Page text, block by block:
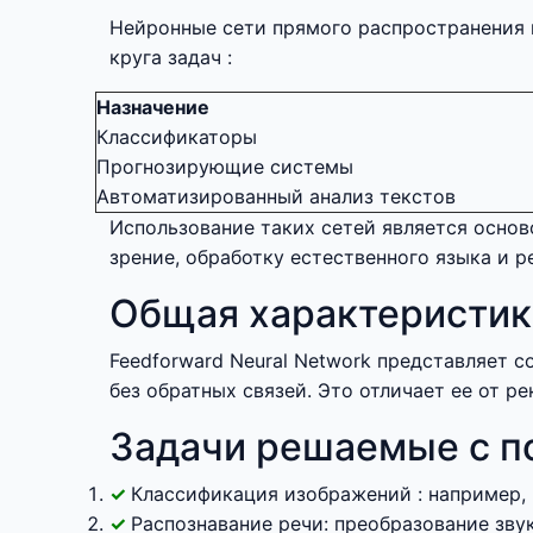
Нейронные сети прямого
круга задач :
Назначение
Классификаторы
Прогнозирующие системы
Автоматизированный анализ текстов
Использование таких сетей является
зрение, обработку естественного языка и
Общая
Feedforward Neural Network представляет
без обратных связей. Это отличает ее от
Задачи решаемые с
Классификация изображений :
Распознавание речи: преобразование